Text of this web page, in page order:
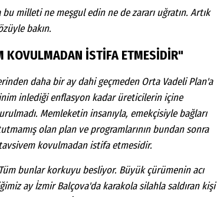
milleti ne meşgul edin ne de zararı uğratın. Artık
bakın.
KOVULMADAN İSTİFA ETMESİDİR"
daha bir ay dahi geçmeden Orta Vadeli Plan'a
inlediği enflasyon kadar üreticilerin içine
Memleketin insanıyla, emekçisiyle bağları
olan plan ve programlarının bundan sonra
kovulmadan istifa etmesidir.
bunlar korkuyu besliyor. Büyük çürümenin acı
ay İzmir Balçova'da karakola silahla saldıran kişi